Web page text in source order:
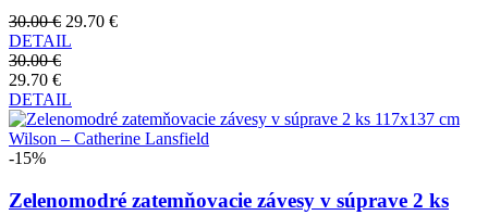
30.00 € 29.70 €
DETAIL
30.00 €
29.70 €
DETAIL
-15%
Zelenomodré zatemňovacie závesy v súprave 2 ks